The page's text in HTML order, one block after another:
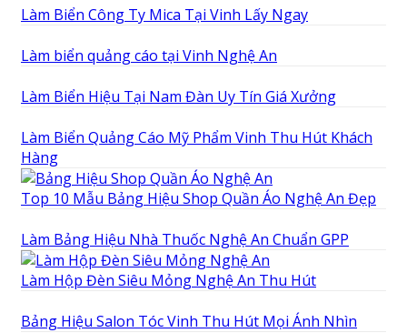
Làm Biển Công Ty Mica Tại Vinh Lấy Ngay
Làm biển quảng cáo tại Vinh Nghệ An
Làm Biển Hiệu Tại Nam Đàn Uy Tín Giá Xưởng
Làm Biển Quảng Cáo Mỹ Phẩm Vinh Thu Hút Khách
Hàng
Top 10 Mẫu Bảng Hiệu Shop Quần Áo Nghệ An Đẹp
Làm Bảng Hiệu Nhà Thuốc Nghệ An Chuẩn GPP
Làm Hộp Đèn Siêu Mỏng Nghệ An Thu Hút
Bảng Hiệu Salon Tóc Vinh Thu Hút Mọi Ánh Nhìn